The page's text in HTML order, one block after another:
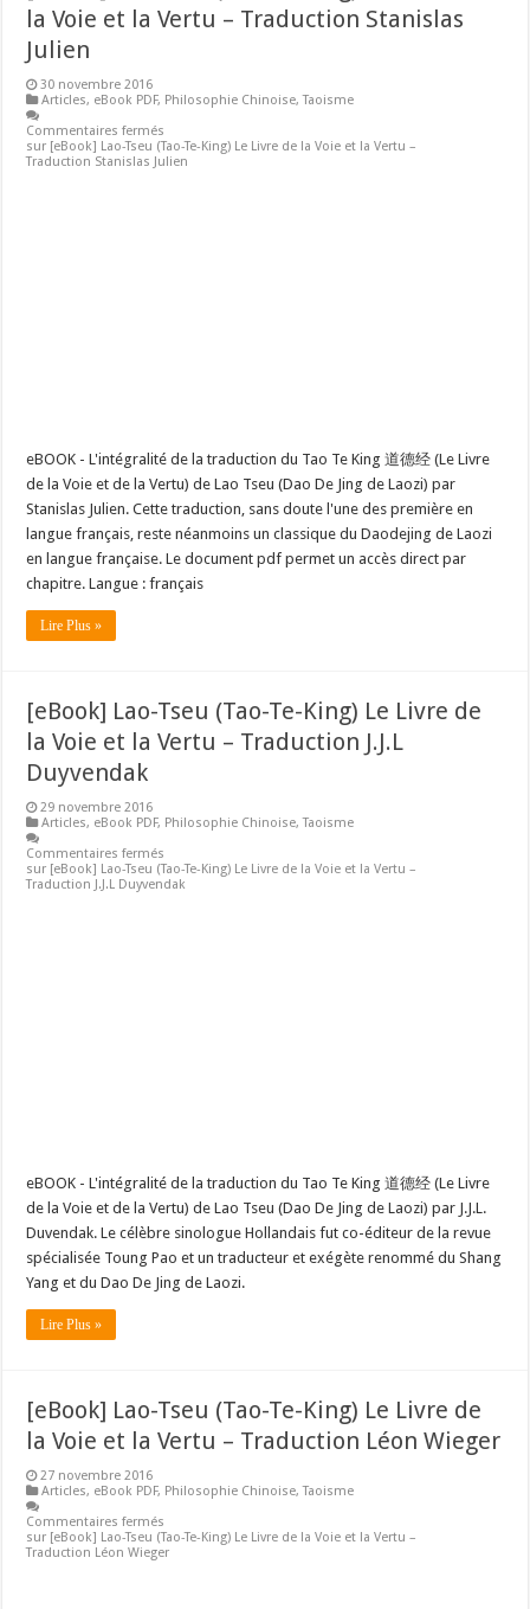
la Voie et la Vertu – Traduction Stanislas
Julien
30 novembre 2016
Articles, eBook PDF, Philosophie Chinoise,Taoisme
Commentaires fermés
sur [eBook] Lao-Tseu (Tao-Te-King) Le Livre de la Voie et la Vertu –
Traduction Stanislas Julien
eBOOK - L'intégralité de la traduction du Tao Te King 道德经 (Le Livre
de la Voie et de la Vertu) de Lao Tseu (Dao De Jing de Laozi) par
Stanislas Julien. Cette traduction, sans doute l'une des première en
langue français, reste néanmoins un classique du Daodejing de Laozi
en langue française. Le document pdf permet un accès direct par
chapitre. Langue : français
Lire Plus »
[eBook] Lao-Tseu (Tao-Te-King) Le Livre de
la Voie et la Vertu – Traduction J.J.L
Duyvendak
29 novembre 2016
Articles, eBook PDF, Philosophie Chinoise,Taoisme
Commentaires fermés
sur [eBook] Lao-Tseu (Tao-Te-King) Le Livre de la Voie et la Vertu –
Traduction J.J.L Duyvendak
eBOOK - L'intégralité de la traduction du Tao Te King 道德经 (Le Livre
de la Voie et de la Vertu) de Lao Tseu (Dao De Jing de Laozi) par J.J.L.
Duvendak. Le célèbre sinologue Hollandais fut co-éditeur de la revue
spécialisée Toung Pao et un traducteur et exégète renommé du Shang
Yang et du Dao De Jing de Laozi.
Lire Plus »
[eBook] Lao-Tseu (Tao-Te-King) Le Livre de
la Voie et la Vertu – Traduction Léon Wieger
27 novembre 2016
Articles, eBook PDF, Philosophie Chinoise,Taoisme
Commentaires fermés
sur [eBook] Lao-Tseu (Tao-Te-King) Le Livre de la Voie et la Vertu –
Traduction Léon Wieger